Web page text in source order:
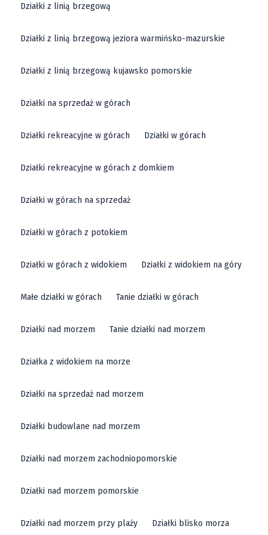
Działki z linią brzegową
Działki z linią brzegową jeziora warmińsko-mazurskie
Działki z linią brzegową kujawsko pomorskie
Działki na sprzedaż w górach
Działki rekreacyjne w górach Działki w górach
Działki rekreacyjne w górach z domkiem
Działki w górach na sprzedaż
Działki w górach z potokiem
Działki w górach z widokiem Działki z widokiem na góry
Małe działki w górach Tanie działki w górach
Działki nad morzem Tanie działki nad morzem
Działka z widokiem na morze
Działki na sprzedaż nad morzem
Działki budowlane nad morzem
Działki nad morzem zachodniopomorskie
Działki nad morzem pomorskie
Działki nad morzem przy plaży Działki blisko morza